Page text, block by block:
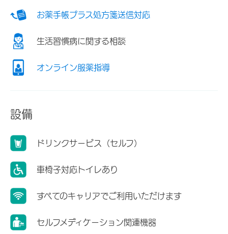
お薬手帳プラス処方箋送信対応
生活習慣病に関する相談
オンライン服薬指導
設備
ドリンクサービス（セルフ）
車椅子対応トイレあり
すべてのキャリアでご利用いただけます
セルフメディケーション関連機器